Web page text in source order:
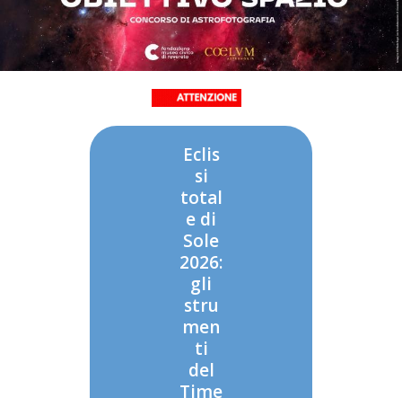
Eclis
si
total
e di
Sole
2026:
gli
stru
men
ti
del
Time